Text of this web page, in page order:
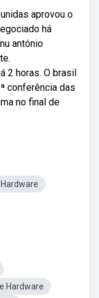
aprovou o
há
antónio
2 horas. O brasil
conferência das
no final de
Hardware
Hardware